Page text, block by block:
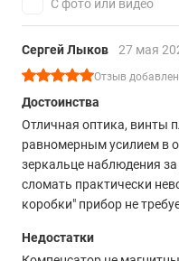
С фото или видео
Сергей Лыков 27 мая
Отзыв
Достоинства
Отличная оптика, винты
равномерным усилием в
зеркальце наблюдения
сломать практически
коробки" прибор не
Недостатки